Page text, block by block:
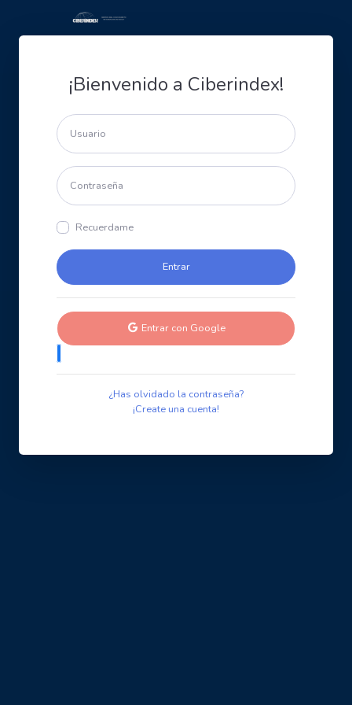
¡Bienvenido a Ciberindex!
Recuerdame
Entrar con Google
¿Has olvidado la contraseña?
¡Create una cuenta!